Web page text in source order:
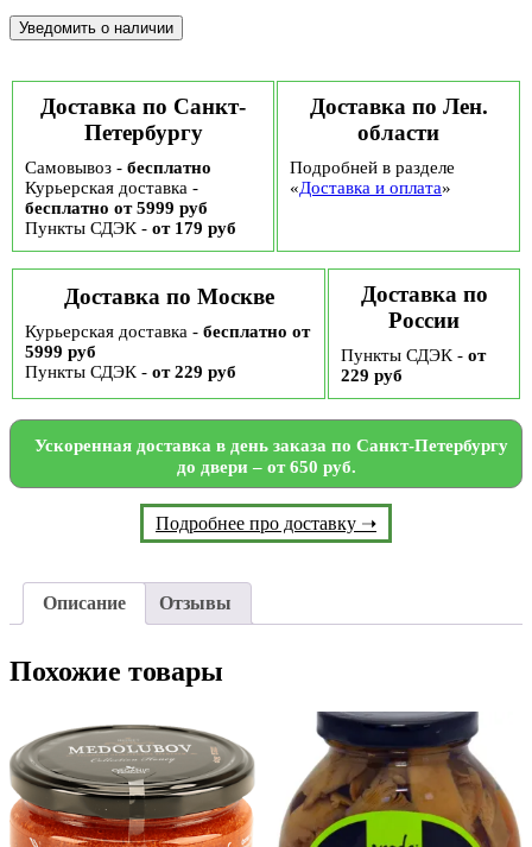
Доставка по Санкт-
Петербургу
Самовывоз - бесплатно
Курьерская доставка -
бесплатно от 5999 руб
Пункты СДЭК - от 179 руб
Доставка по Лен.
области
Подробней в разделе
«Доставка и оплата»
Доставка по Москве
Курьерская доставка - бесплатно от
5999 руб
Пункты СДЭК - от 229 руб
Доставка по
России
Пункты СДЭК - от
229 руб
Ускоренная доставка в день заказа по Санкт-Петербургу
до двери – от 650 руб.
Подробнее про доставку ➝
Описание Отзывы
Похожие товары